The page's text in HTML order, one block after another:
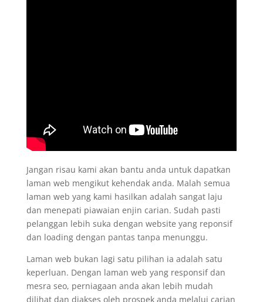
Jangan risau kami akan bantu anda untuk dapatkan
laman web mengikut kehendak anda. Malah semua
laman web yang kami hasilkan adalah sangat laju
dan menepati piawaian enjin carian. Sudah pasti
pelanggan lebih suka dengan website yang reponsif
dan loading dengan pantas tanpa menunggu.
Laman web bukan lagi satu pilihan ia adalah satu
keperluan. Dengan laman web yang responsif dan
mesra seo, perniagaan anda akan lebih mudah
dilihat dan diakses oleh prospek anda melalui carian